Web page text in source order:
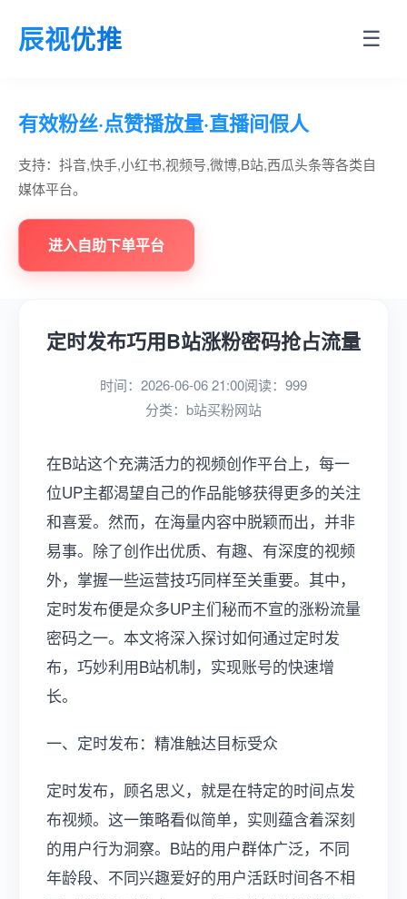
辰视优推 ☰
有效粉丝·点赞播放量·直播间假人
支持：抖音,快手,小红书,视频号,微博,B站,西瓜头条等各类自
媒体平台。
进入自助下单平台
定时发布巧用B站涨粉密码抢占流量
时间：2026-06-06 21:00阅读：999
分类： b站买粉网站
在B站这个充满活力的视频创作平台上，每一
位UP主都渴望自己的作品能够获得更多的关注
和喜爱。然而，在海量内容中脱颖而出，并非
易事。除了创作出优质、有趣、有深度的视频
外，掌握一些运营技巧同样至关重要。其中，
定时发布便是众多UP主们秘而不宣的涨粉流量
密码之一。本文将深入探讨如何通过定时发
布，巧妙利用B站机制，实现账号的快速增
长。
一、定时发布：精准触达目标受众
定时发布，顾名思义，就是在特定的时间点发
布视频。这一策略看似简单，实则蕴含着深刻
的用户行为洞察。B站的用户群体广泛，不同
年龄段、不同兴趣爱好的用户活跃时间各不相